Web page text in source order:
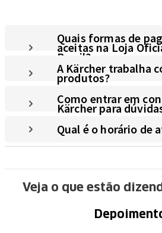
Quais formas de
aceitas na Loja
Brasil?
A Kärcher trabalha
produtos?
Como entrar em
Kärcher para
Qual é o horário de
Veja o que estão